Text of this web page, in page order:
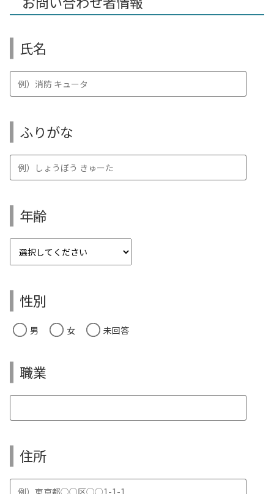
氏名
ふりがな
年齢
性別
男 女 未回答
職業
住所